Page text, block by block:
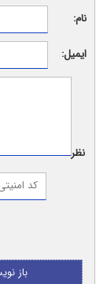
نام:
ایمیل:
نظر:
باز